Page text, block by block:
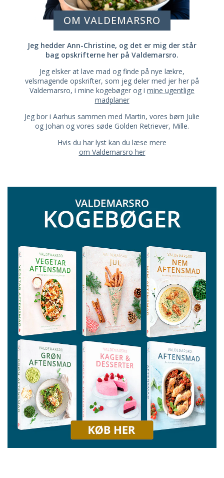
OM VALDEMARSRO
Jeg hedder Ann-Christine, og det er mig der står
bag opskrifterne her på Valdemarsro.
Jeg elsker at lave mad og finde på nye lækre,
velsmagende opskrifter, som jeg deler med jer her på
Valdemarsro, i mine kogebøger og i mine ugentlige
madplaner
Jeg bor i Aarhus sammen med Martin, vores børn Julie
og Johan og vores søde Golden Retriever, Mille.
Hvis du har lyst kan du læse mere
om Valdemarsro her